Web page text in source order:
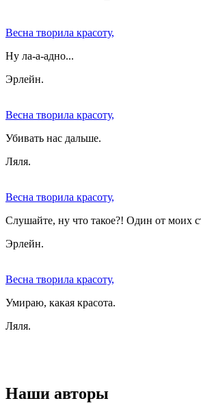
Весна творила красоту,
Ну ла-а-адно...
Эрлейн.
Весна творила красоту,
Убивать нас дальше.
Ляля.
Весна творила красоту,
Слушайте, ну что такое?! Один от моих
Эрлейн.
Весна творила красоту,
Умираю, какая красота.
Ляля.
Наши авторы